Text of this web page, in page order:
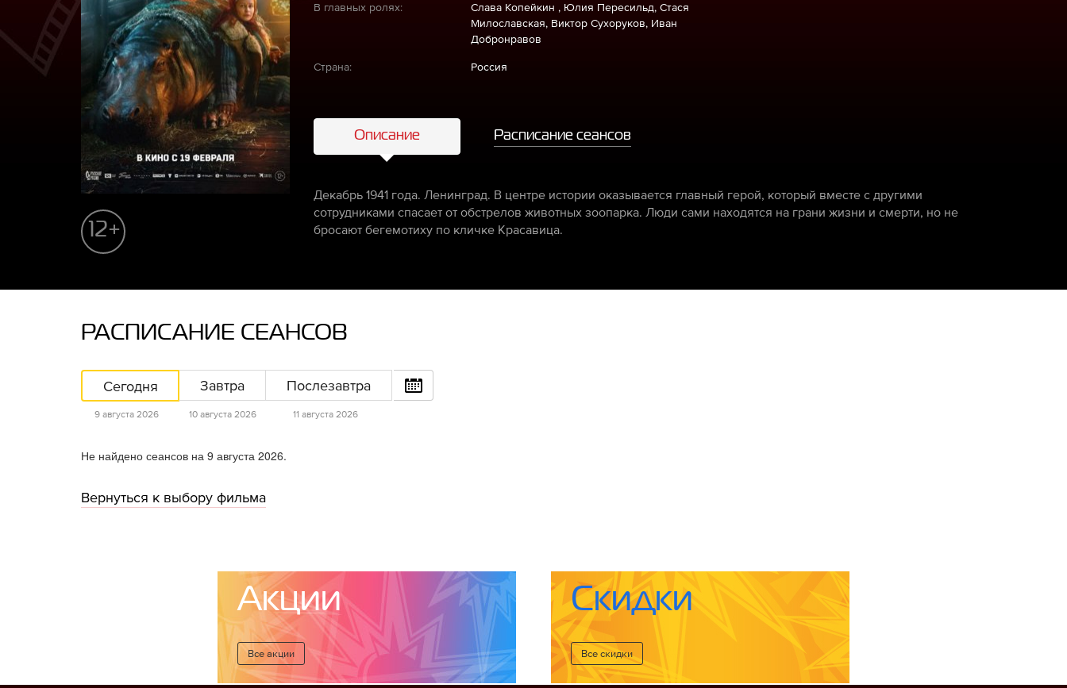
12+
В главных ролях:
Слава Копейкин , Юлия Пересильд, Стася
Милославская, Виктор Сухоруков, Иван
Добронравов
Страна: Россия
Описание Расписание сеансов
Декабрь 1941 года. Ленинград. В центре истории оказывается главный герой, который вместе с другими
сотрудниками спасает от обстрелов животных зоопарка. Люди сами находятся на грани жизни и смерти, но не
бросают бегемотиху по кличке Красавица.
РАСПИСАНИЕ СЕАНСОВ
Сегодня
9 августа 2026
Завтра
10 августа 2026
Послезавтра
11 августа 2026
Не найдено сеансов на 9 августа 2026.
Вернуться к выбору фильма
Акции
Все акции
Скидки
Все cкидки